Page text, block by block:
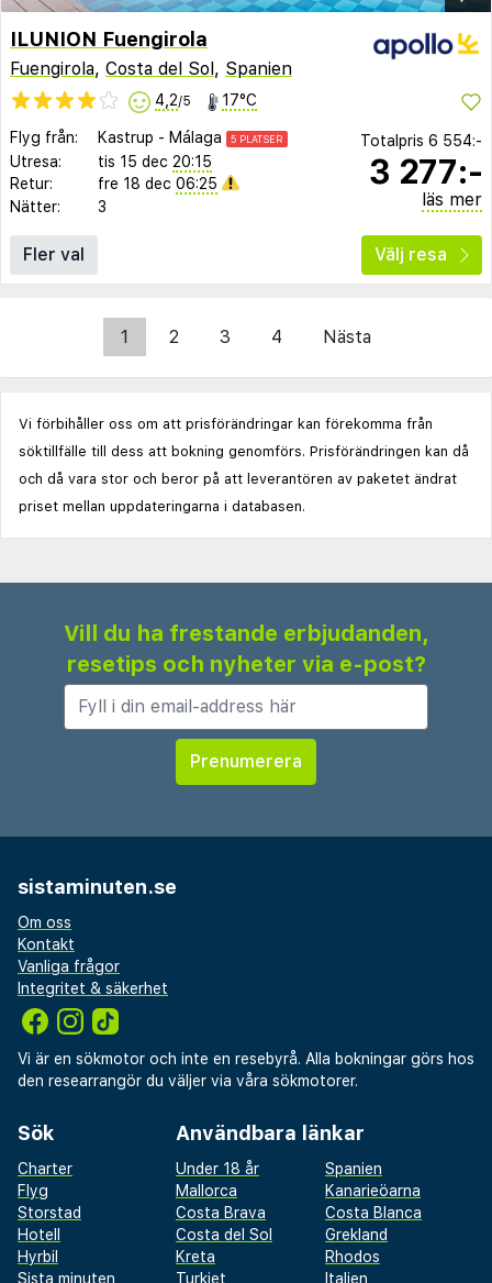
ILUNION Fuengirola
Fuengirola, Costa del Sol , Spanien
4,2/5 17°C
Flyg från: Kastrup - Málaga 5 PLATSER
Utresa: tis 15 dec 20:15
Retur:
fre 18 dec 06:25
Nätter:
3
Totalpris 6 554:-
3 277:-
läs mer
Fler val Välj resa
1 2 3 4 Nästa
Vi förbihåller oss om att prisförändringar kan förekomma från
söktillfälle till dess att bokning genomförs. Prisförändringen kan då
och då vara stor och beror på att leverantören av paketet ändrat
priset mellan uppdateringarna i databasen.
Vill du ha frestande erbjudanden,
resetips och nyheter via e-post?
sistaminuten.se
Om oss
Kontakt
Vanliga frågor
Integritet & säkerhet
Vi är en sökmotor och inte en resebyrå. Alla bokningar görs hos
den researrangör du väljer via våra sökmotorer.
Sök
Charter
Flyg
Storstad
Hotell
Hyrbil
Sista minuten
Användbara länkar
Under 18 år
Spanien
Mallorca
Kanarieöarna
Costa Brava
Costa Blanca
Costa del Sol
Grekland
Kreta
Rhodos
Turkiet
Italien